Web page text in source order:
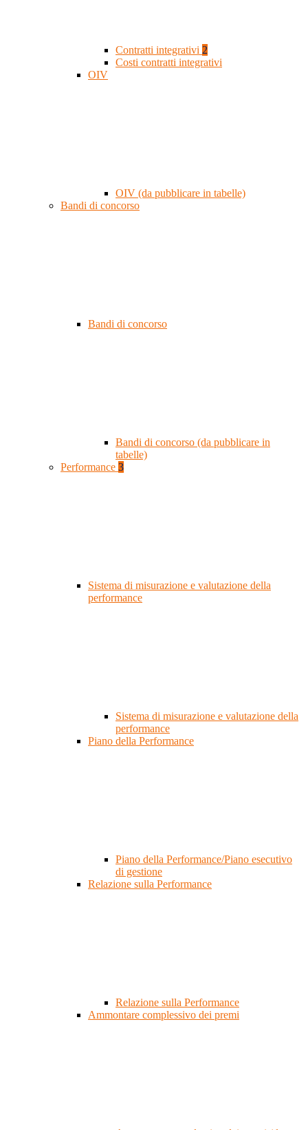
Contratti integrativi 2
Costi contratti integrativi
OIV
OIV (da pubblicare in tabelle)
Bandi di concorso
Bandi di concorso
Bandi di concorso (da pubblicare in
tabelle)
Performance 3
Sistema di misurazione e valutazione della
performance
Sistema di misurazione e valutazione della
performance
Piano della Performance
Piano della Performance/Piano esecutivo
di gestione
Relazione sulla Performance
Relazione sulla Performance
Ammontare complessivo dei premi